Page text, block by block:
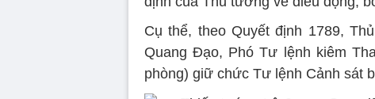
Cụ thể, theo Quyết định 1789,
Quang Đạo, Phó Tư lệnh kiêm
phòng) giữ chức Tư lệnh Cảnh sát